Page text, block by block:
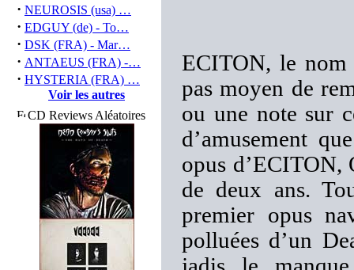
· NEUROSIS (usa) …
· EDGUY (de) - To…
· DSK (FRA) - Mar…
· ANTAEUS (FRA) -…
· HYSTERIA (FRA) …
Voir les autres
CD Reviews Aléatoires
ECITON, le nom
pas moyen de
ou une note sur
d’amusement
opus d’ECITON,
de deux ans.
premier opus
polluées d’un